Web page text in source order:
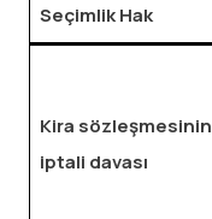
Seçimlik Hak
Kira sözleşmesinin
iptali davası